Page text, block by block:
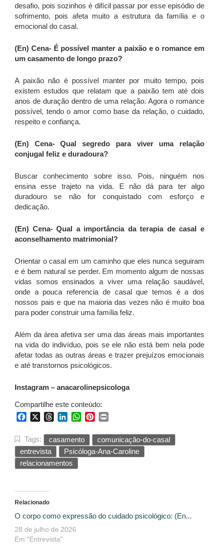
desafio, pois sozinhos é difícil passar por esse episódio de
sofrimento, pois afeta muito a estrutura da família e o
emocional do casal.
(En) Cena- É possível manter a paixão e o romance em
um casamento de longo prazo?
A paixão não é possível manter por muito tempo, pois
existem estudos que relatam que a paixão tem até dois
anos de duração dentro de uma relação. Agora o romance
possível, tendo o amor como base da relação, o cuidado,
respeito e confiança.
(En) Cena- Qual segredo para viver uma relação
conjugal feliz e duradoura?
Buscar conhecimento sobre isso. Pois, ninguém nos
ensina esse trajeto na vida. E não dá para ter algo
duradouro se não for conquistado com esforço e
dedicação.
(En) Cena-Qual a importância da terapia de casal e
aconselhamento matrimonial?
Orientar o casal em um caminho que eles nunca seguiram
e é bem natural se perder. Em momento algum de nossas
vidas somos ensinados a viver uma relação saudável,
onde a pouca referencia de casal que temos é a dos
nossos pais e que na maioria das vezes não é muito boa
para poder construir uma família feliz.
Além da área afetiva ser uma das áreas mais importantes
na vida do indivíduo, pois se ele não está bem nela pode
afetar todas as outras áreas e trazer prejuízos emocionais
e até transtornos psicológicos.
Instagram – anacarolinepsicologa
Compartilhe este conteúdo:
FacebookThreadsLinkedInWhatsApp
Pinterest
Tags: casamento
comunicação-do-casal
entrevista
Psicóloga-Ana-Caroline
relacionamentos
Relacionado
O corpo como expressão do cuidado psicológico: (En...
28 de julho de 2026
Em "Entrevista"